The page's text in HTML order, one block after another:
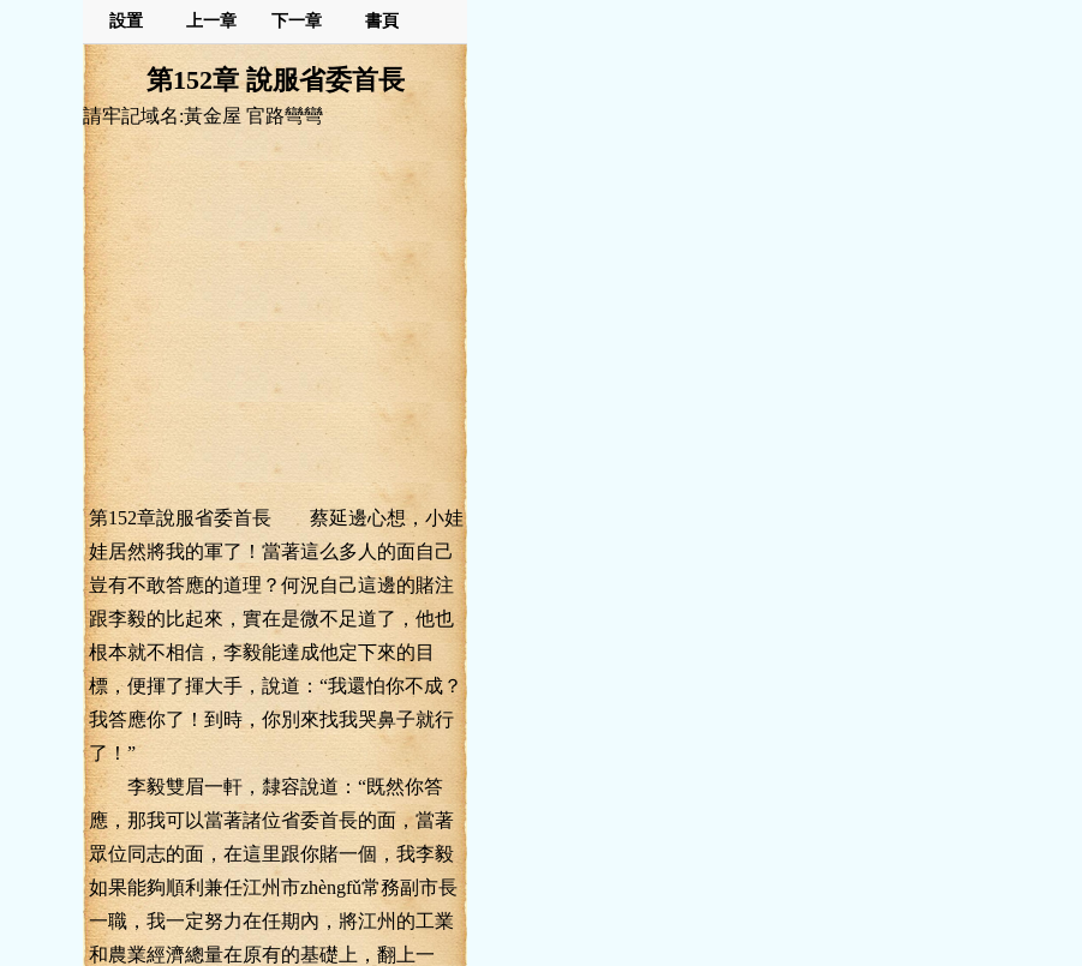
設置 上一章 下一章 書頁
第152章 說服省委首長
請牢記域名:黃金屋 官路彎彎
第152章說服省委首長 蔡延邊心想，小娃
娃居然將我的軍了！當著這么多人的面自己
豈有不敢答應的道理？何況自己這邊的賭注
跟李毅的比起來，實在是微不足道了，他也
根本就不相信，李毅能達成他定下來的目
標，便揮了揮大手，說道：“我還怕你不成？
我答應你了！到時，你別來找我哭鼻子就行
了！”
李毅雙眉一軒，隸容說道：“既然你答
應，那我可以當著諸位省委首長的面，當著
眾位同志的面，在這里跟你賭一個，我李毅
如果能夠順利兼任江州市zhèngfǔ常務副市長
一職，我一定努力在任期內，將江州的工業
和農業經濟總量在原有的基礎上，翻上一